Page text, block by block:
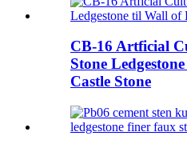
CB-16 Artficial
Stone
Castle Stone